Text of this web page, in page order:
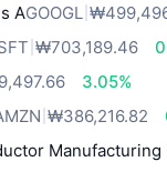
AGOOGL
₩703,189.46
3.05%
₩386,216.82
Manufacturing